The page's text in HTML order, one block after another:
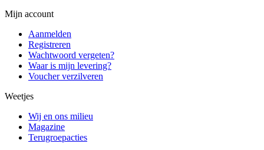
Mijn account
Aanmelden
Registreren
Wachtwoord vergeten?
Waar is mijn levering?
Voucher verzilveren
Weetjes
Wij en ons milieu
Magazine
Terugroepacties